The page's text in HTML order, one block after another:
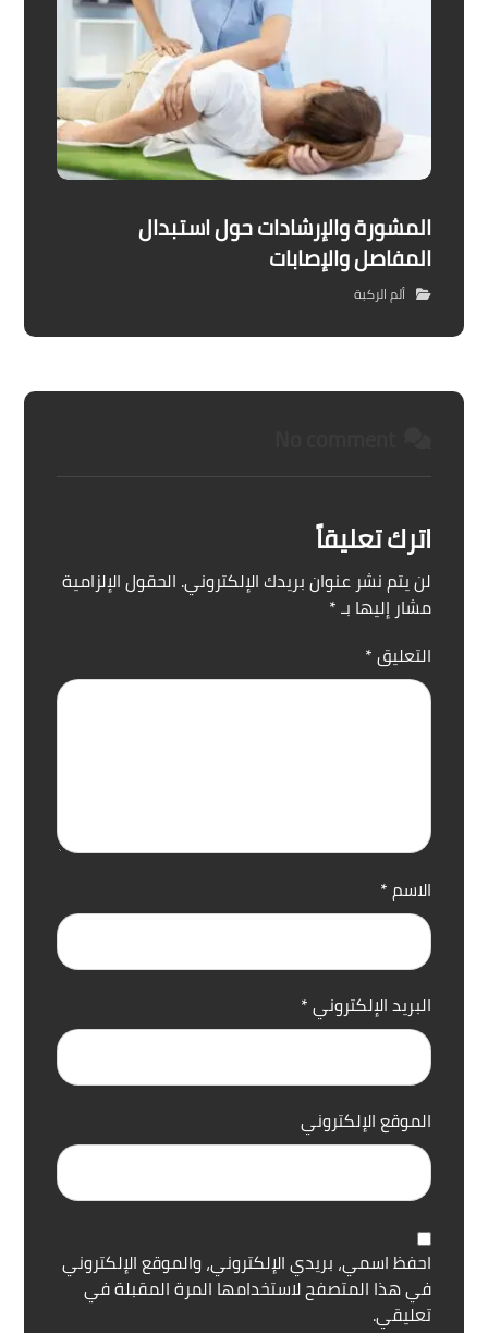
المشورة والإرشادات حول استبدال
المفاصل والإصابات
ألم الركبة
اترك تعليقاً
لن يتم نشر عنوان بريدك الإلكتروني. الحقول الإلزامية
مشار إليها بـ*
التعليق*
الاسم*
البريد الإلكتروني*
الموقع الإلكتروني
احفظ اسمي، بريدي الإلكتروني، والموقع الإلكتروني
في هذا المتصفح لاستخدامها المرة المقبلة في
تعليقي.